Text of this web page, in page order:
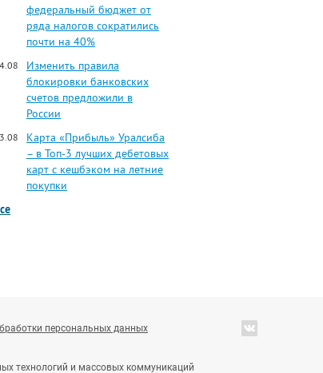
федеральный бюджет от
ряда налогов сократились
почти на 40%
Изменить правила
блокировки банковских
счетов предложили в
России
Карта «Прибыль» Уралсиба
– в Топ-3 лучших дебетовых
карт с кешбэком на летние
покупки
персональных данных
технологий и массовых коммуникаций